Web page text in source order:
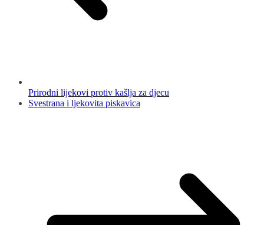
Prirodni lijekovi protiv kašlja za djecu
Svestrana i ljekovita piskavica